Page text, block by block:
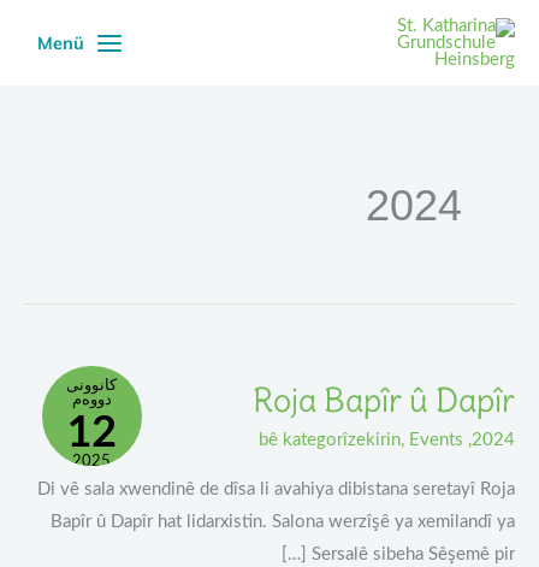
Skip
Menü
2024
کانوونی
دووەم
12
2025
Roja Bapîr û Dapîr
2024
,
bê kategorîzekirin, Events
Di vê sala xwendinê de dîsa li avahiya dibistana seretayî Roja
Bapîr û Dapîr hat lidarxistin. Salona werzîşê ya xemilandî ya
Sersalê sibeha Sêşemê pir […]
Bapîr
Û